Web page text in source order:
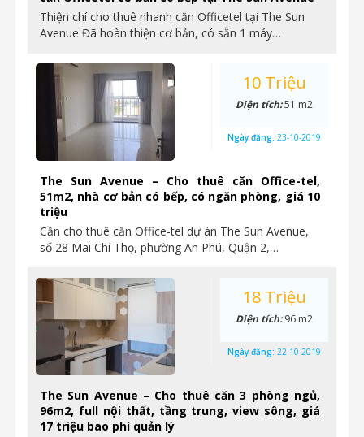
Thiện chí cho thuê nhanh căn Officetel tại The Sun
Avenue Đã hoàn thiện cơ bản, có sẵn 1 máy…
The Sun Avenue – Cho thuê căn Office-tel,
51m2, nhà cơ bản có bếp, có ngăn phòng, giá 10
triệu
Cần cho thuê căn Office-tel dự án The Sun Avenue,
số 28 Mai Chí Thọ, phường An Phú, Quận 2,…
10 Triệu
Diện tích:51 m2
Ngày đăng: 23-10-2019
The Sun Avenue – Cho thuê căn 3 phòng ngủ,
96m2, full nội thất, tầng trung, view sông, giá
17 triệu bao phí quản lý
18 Triệu
Diện tích:96 m2
Ngày đăng: 22-10-2019